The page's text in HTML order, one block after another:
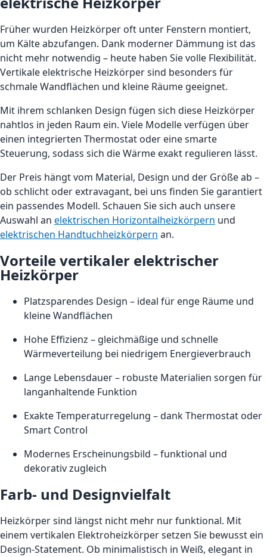
Früher wurden Heizkörper oft unter Fenstern montiert,
um Kälte abzufangen. Dank moderner Dämmung ist das
nicht mehr notwendig – heute haben Sie volle Flexibilität.
Vertikale elektrische Heizkörper sind besonders für
schmale Wandflächen und kleine Räume geeignet.
Mit ihrem schlanken Design fügen sich diese Heizkörper
nahtlos in jeden Raum ein. Viele Modelle verfügen über
einen integrierten Thermostat oder eine smarte
Steuerung, sodass sich die Wärme exakt regulieren lässt.
Der Preis hängt vom Material, Design und der Größe ab –
ob schlicht oder extravagant, bei uns finden Sie garantiert
ein passendes Modell. Schauen Sie sich auch unsere
Auswahl an elektrischen Horizontalheizkörpern und
elektrischen Handtuchheizkörpern an.
Vorteile vertikaler elektrischer
Heizkörper
Platzsparendes Design – ideal für enge Räume und
kleine Wandflächen
Hohe Effizienz – gleichmäßige und schnelle
Wärmeverteilung bei niedrigem Energieverbrauch
Lange Lebensdauer – robuste Materialien sorgen für
langanhaltende Funktion
Exakte Temperaturregelung – dank Thermostat oder
Smart Control
Modernes Erscheinungsbild – funktional und
dekorativ zugleich
Farb- und Designvielfalt
Heizkörper sind längst nicht mehr nur funktional. Mit
einem vertikalen Elektroheizkörper setzen Sie bewusst ein
Design-Statement. Ob minimalistisch in Weiß, elegant in